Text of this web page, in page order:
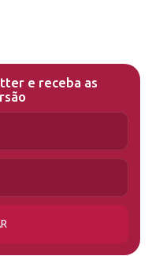
e receba as